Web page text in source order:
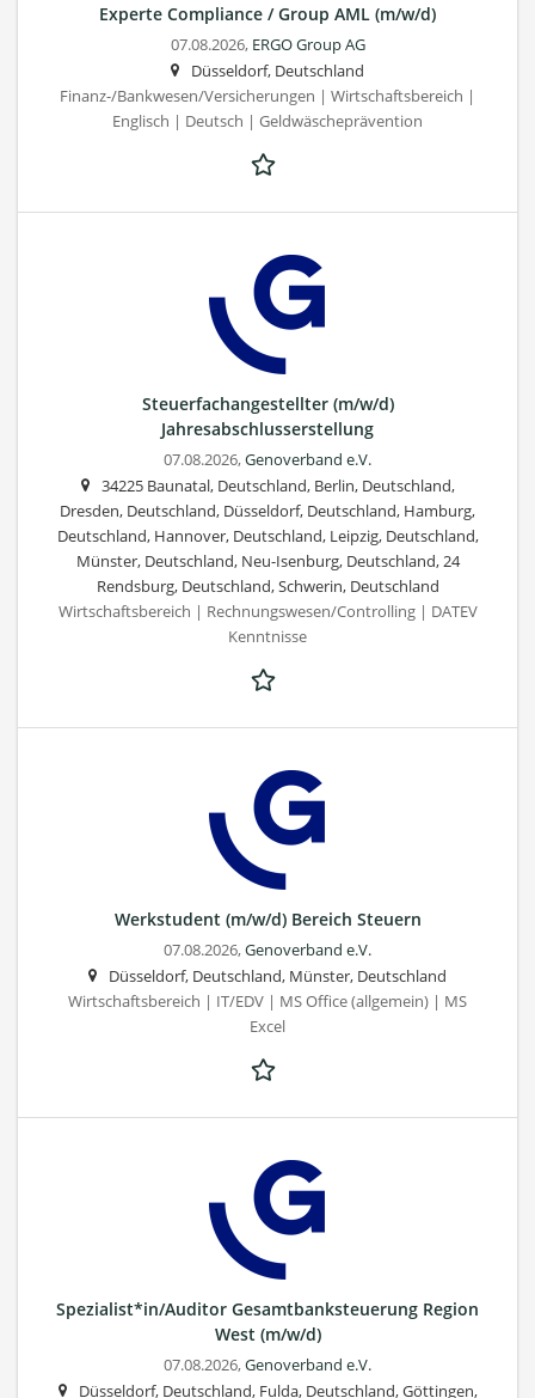
Experte Compliance / Group AML (m/w/d)
07.08.2026, ERGO Group AG
Düsseldorf, Deutschland
Finanz-/Bankwesen/Versicherungen | Wirtschaftsbereich |
Englisch | Deutsch | Geldwäscheprävention
Steuerfachangestellter (m/w/d)
Jahresabschlusserstellung
07.08.2026,Genoverband e.V.
34225 Baunatal, Deutschland, Berlin, Deutschland,
Dresden, Deutschland, Düsseldorf, Deutschland, Hamburg,
Deutschland, Hannover, Deutschland, Leipzig, Deutschland,
Münster, Deutschland, Neu-Isenburg, Deutschland, 24
Rendsburg, Deutschland, Schwerin, Deutschland
Wirtschaftsbereich | Rechnungswesen/Controlling | DATEV
Kenntnisse
Werkstudent (m/w/d) Bereich Steuern
07.08.2026,Genoverband e.V.
Düsseldorf, Deutschland, Münster, Deutschland
Wirtschaftsbereich | IT/EDV | MS Office (allgemein) | MS
Excel
Spezialist*in/Auditor Gesamtbanksteuerung Region
West (m/w/d)
07.08.2026,Genoverband e.V.
Düsseldorf, Deutschland, Fulda, Deutschland, Göttingen,